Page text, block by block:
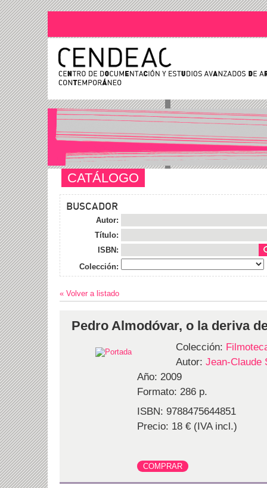
CATÁLOGO
BUSCADOR
Autor:
Título:
ISBN:
Colección:
« Volver a listado
Pedro Almodóvar, o la deriva
Colección:
Autor: Jean-Claude
Año: 2009
Formato: 286 p.
ISBN: 9788475644851
Precio: 18 € (IVA incl.)